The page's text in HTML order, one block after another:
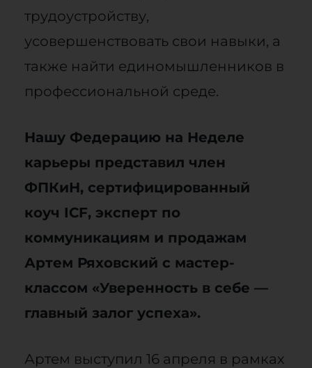
трудоустройству,
усовершенствовать свои навыки, а
также найти единомышленников в
профессиональной среде.
Нашу Федерацию на Неделе
карьеры представил член
ФПКиН, сертифицированный
коуч ICF, эксперт по
коммуникациям и продажам
Артем Ряховский с мастер-
классом «Уверенность в себе —
главный залог успеха».
Артем выступил 16 апреля в рамках